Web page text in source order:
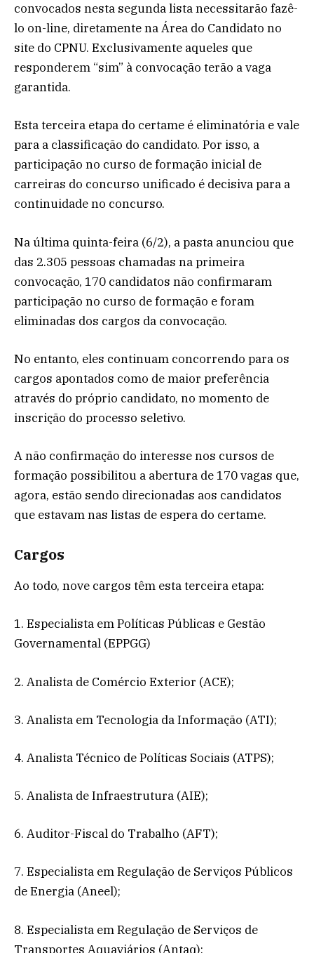
convocados nesta segunda lista necessitarão fazê-
lo on-line, diretamente na Área do Candidato no
site do CPNU. Exclusivamente aqueles que
responderem “sim” à convocação terão a vaga
garantida.
Esta terceira etapa do certame é eliminatória e vale
para a classificação do candidato. Por isso, a
participação no curso de formação inicial de
carreiras do concurso unificado é decisiva para a
continuidade no concurso.
Na última quinta-feira (6/2), a pasta anunciou que
das 2.305 pessoas chamadas na primeira
convocação, 170 candidatos não confirmaram
participação no curso de formação e foram
eliminadas dos cargos da convocação.
No entanto, eles continuam concorrendo para os
cargos apontados como de maior preferência
através do próprio candidato, no momento de
inscrição do processo seletivo.
A não confirmação do interesse nos cursos de
formação possibilitou a abertura de 170 vagas que,
agora, estão sendo direcionadas aos candidatos
que estavam nas listas de espera do certame.
Cargos
Ao todo, nove cargos têm esta terceira etapa:
1. Especialista em Políticas Públicas e Gestão
Governamental (EPPGG)
2. Analista de Comércio Exterior (ACE);
3. Analista em Tecnologia da Informação (ATI);
4. Analista Técnico de Políticas Sociais (ATPS);
5. Analista de Infraestrutura (AIE);
6. Auditor-Fiscal do Trabalho (AFT);
7. Especialista em Regulação de Serviços Públicos
de Energia (Aneel);
8. Especialista em Regulação de Serviços de
Transportes Aquaviários (Antaq);